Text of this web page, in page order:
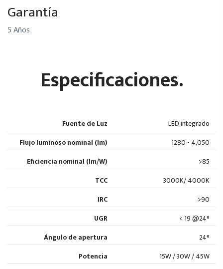
Garantía
5 Años
Especificaciones.
Fuente de Luz
LED integrado
Flujo luminoso nominal (lm)
1280 - 4,050
Eficiencia nominal (lm/W)
>85
TCC
3000K/ 4000K
IRC
>90
UGR
< 19 @24°
Ángulo de apertura
24°
Potencia
15W / 30W / 45W